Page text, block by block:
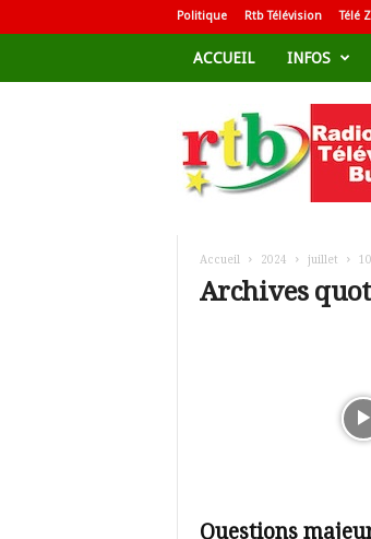
Politique Rtb Télévision Télé
ACCUEIL INFOS
d
i
Accueil 2024 juillet 10
Archives
Questions